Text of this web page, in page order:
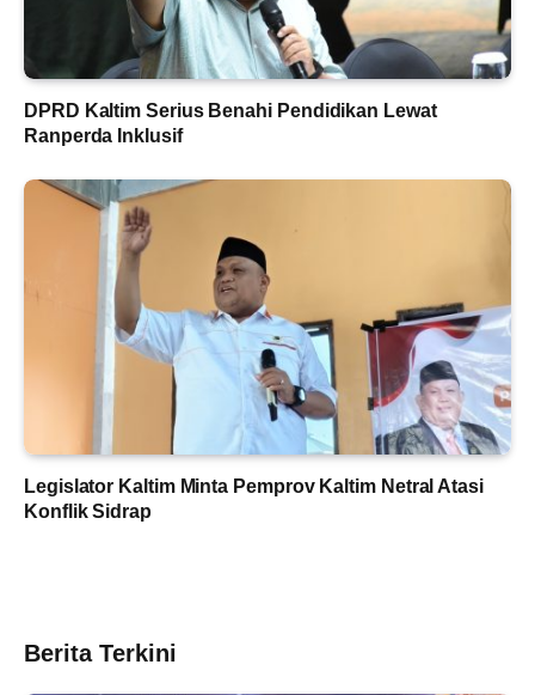
DPRD Kaltim Serius Benahi Pendidikan Lewat
Ranperda Inklusif
Legislator Kaltim Minta Pemprov Kaltim Netral Atasi
Konflik Sidrap
Berita Terkini